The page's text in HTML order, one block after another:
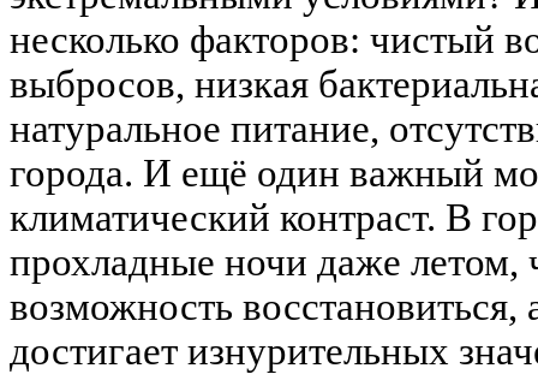
несколько факторов: чистый
выбросов, низкая
натуральное питание,
города. И ещё один важный
климатический контраст. В
прохладные ночи даже летом,
возможность восстановиться,
достигает изнурительных